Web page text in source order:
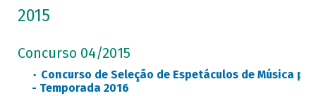
2015
Concurso 04/2015
Concurso de Seleção de Espetáculos de Música
- Temporada 2016